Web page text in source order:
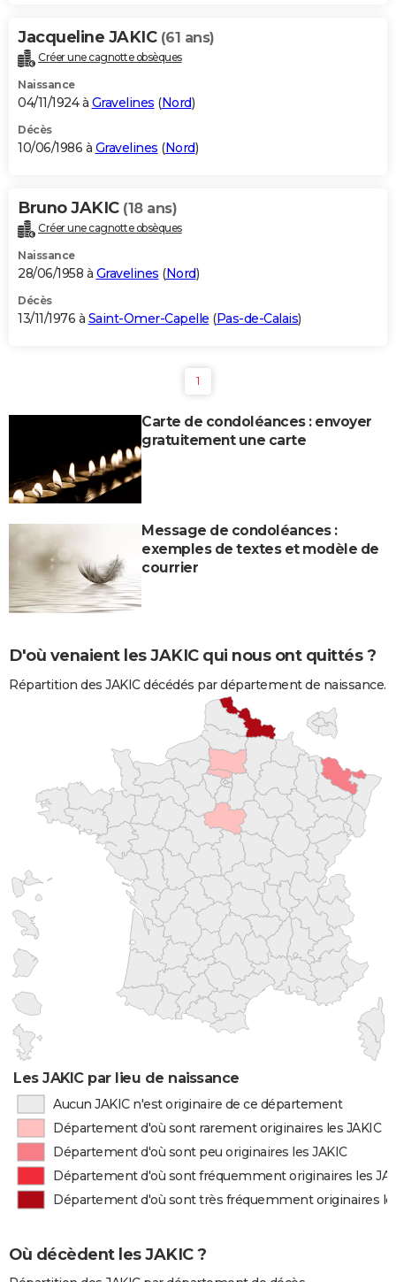
Jacqueline JAKIC (61 ans)
Créer une cagnotte obsèques
Naissance
04/11/1924 à Gravelines (Nord)
Décès
10/06/1986 à Gravelines (Nord)
Bruno JAKIC (18 ans)
Créer une cagnotte obsèques
Naissance
28/06/1958 à Gravelines (Nord)
Décès
13/11/1976 à Saint-Omer-Capelle (Pas-de-Calais)
1
Carte de condoléances : envoyer
gratuitement une carte
Message de condoléances :
exemples de textes et modèle de
courrier
D'où venaient les JAKIC qui nous ont quittés ?
Répartition des JAKIC décédés par département de naissance.
Les JAKIC par lieu de naissance
Aucun JAKIC n'est originaire de ce département
Département d'où sont rarement originaires les JAKIC
Département d'où sont peu originaires les JAKIC
Département d'où sont fréquemment originaires les
Département d'où sont très fréquemment originaires
Où décèdent les JAKIC ?